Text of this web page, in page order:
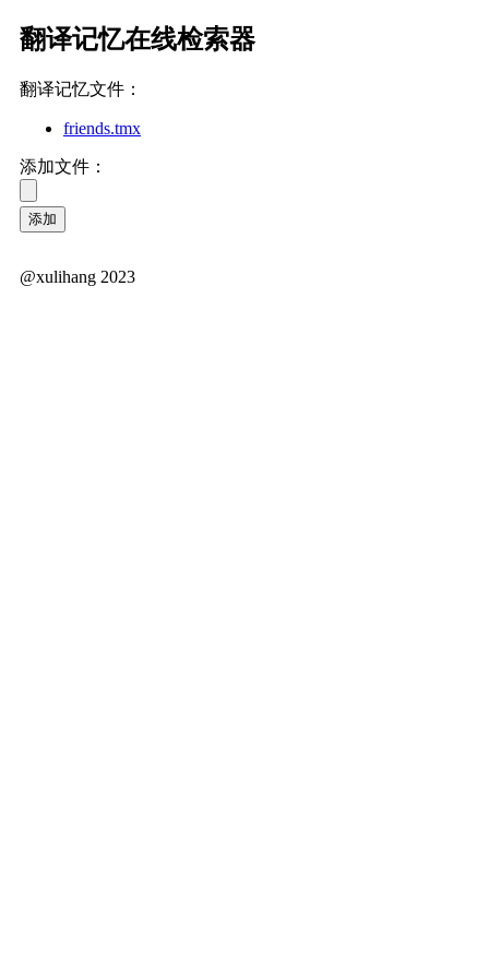
翻译记忆在线检索器
翻译记忆文件：
friends.tmx
添加文件：
添加
@xulihang 2023